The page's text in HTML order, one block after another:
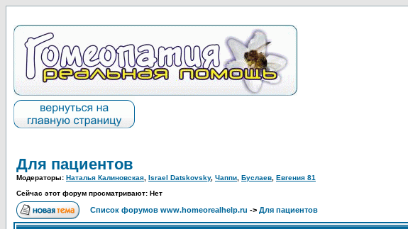
Для пациентов
Модераторы: Наталья Калиновская Israel Datskovsky, Чаппи Буслаев Евгения 81
Сейчас этот форум просматривают: Нет
Список форумов www.homeorealhelp.ru -> Для пациентов